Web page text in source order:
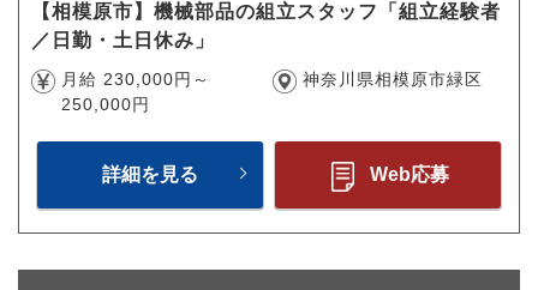
【相模原市】機械部品の組立スタッフ「組立経験者
／日勤・土日休み」
月給 230,000円～
250,000円
神奈川県相模原市緑区
詳細を見る Web応募